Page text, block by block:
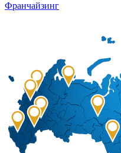
Франчайзинг